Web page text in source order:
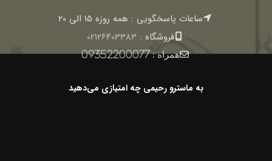
ساعات پاسخگویی : همه روزه 15 الی 20
فروشگاه : 02126403383
همراه :09352200077
به ماسترو رحیمی چه امتیازی می‌دهید